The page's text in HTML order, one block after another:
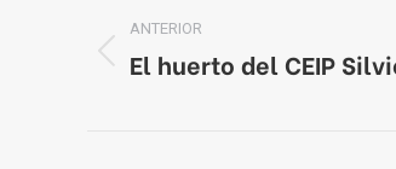
entre
ANTERIOR
Publicación
El huerto del CEIP